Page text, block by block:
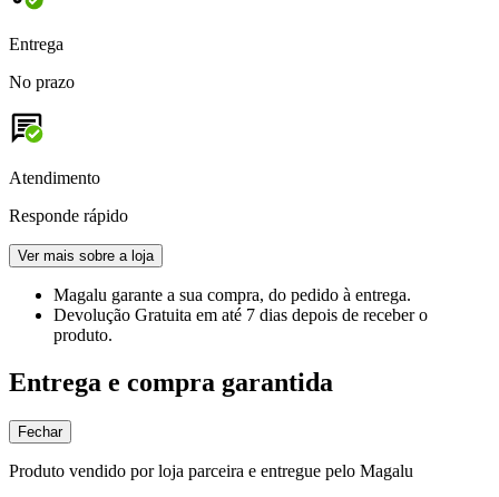
Entrega
No prazo
Atendimento
Responde rápido
Ver mais sobre a loja
Magalu garante a sua compra, do pedido à entrega.
Devolução Gratuita em até 7 dias depois de receber o
produto.
Entrega e compra garantida
Fechar
Produto vendido por loja parceira e entregue pelo Magalu